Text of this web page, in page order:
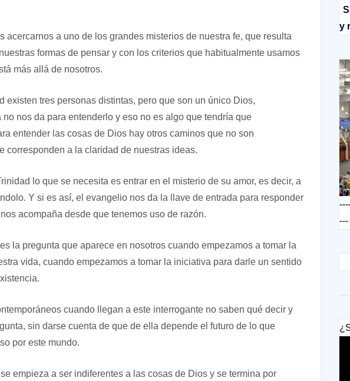
acercarnos a uno de los grandes misterios de nuestra fe, que resulta
formas de pensar y con los criterios que habitualmente usamos
más allá de nosotros.
existen tres personas distintas, pero que son un único Dios,
nos da para entenderlo y eso no es algo que tendría que
entender las cosas de Dios hay otros caminos que no son
corresponden a la claridad de nuestras ideas.
lo que se necesita es entrar en el misterio de su amor, es decir, a
Y si es así, el evangelio nos da la llave de entrada para responder
acompaña desde que tenemos uso de razón.
la pregunta que aparece en nosotros cuando empezamos a tomar la
vida, cuando empezamos a tomar la iniciativa para darle un sentido
cuando llegan a este interrogante no saben qué decir y
sin darse cuenta de que de ella depende el futuro de lo que
por este mundo.
empieza a ser indiferentes a las cosas de Dios y se termina por
y
---